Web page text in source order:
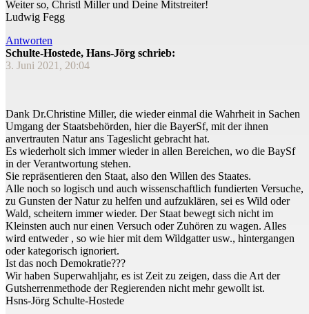
Weiter so, Christl Miller und Deine Mitstreiter!
Ludwig Fegg
Antworten
Schulte-Hostede, Hans-Jörg schrieb:
3. Juni 2021, 20:04
Dank Dr.Christine Miller, die wieder einmal die Wahrheit in Sachen
Umgang der Staatsbehörden, hier die BayerSf, mit der ihnen
anvertrauten Natur ans Tageslicht gebracht hat.
Es wiederholt sich immer wieder in allen Bereichen, wo die BaySf
in der Verantwortung stehen.
Sie repräsentieren den Staat, also den Willen des Staates.
Alle noch so logisch und auch wissenschaftlich fundierten Versuche,
zu Gunsten der Natur zu helfen und aufzuklären, sei es Wild oder
Wald, scheitern immer wieder. Der Staat bewegt sich nicht im
Kleinsten auch nur einen Versuch oder Zuhören zu wagen. Alles
wird entweder , so wie hier mit dem Wildgatter usw., hintergangen
oder kategorisch ignoriert.
Ist das noch Demokratie???
Wir haben Superwahljahr, es ist Zeit zu zeigen, dass die Art der
Gutsherrenmethode der Regierenden nicht mehr gewollt ist.
Hsns-Jörg Schulte-Hostede